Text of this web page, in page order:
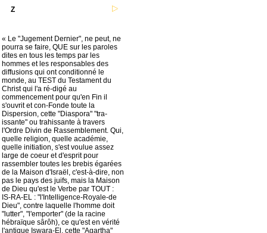
Z
« Le "Jugement Dernier", ne peut, ne
pourra se faire, QUE sur les paroles
dites en tous les temps par les
hommes et les responsables des
diffusions qui ont conditionné le
monde, au TEST du Testament du
Christ qui l'a ré-digé au
commencement pour qu'en Fin il
s'ouvrit et con-Fonde toute la
Dispersion, cette "Diaspora" "tra-
issante" ou trahissante à travers
l'Ordre Divin de Rassemblement. Qui,
quelle religion, quelle académie,
quelle initiation, s'est voulue assez
large de coeur et d'esprit pour
rassembler toutes les brebis égarées
de la Maison d'Israël, c'est-à-dire, non
pas le pays des juifs, mais la Maison
de Dieu qu'est le Verbe par TOUT :
IS-RA-EL : "l'Intelligence-Royale-de
Dieu", contre laquelle l'homme doit
"lutter", "l'emporter" (de la racine
hébraïque sârôh), ce qu'est en vérité
l'antique Iswara-El, cette "Agartha"